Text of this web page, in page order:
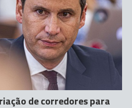
de corredores para